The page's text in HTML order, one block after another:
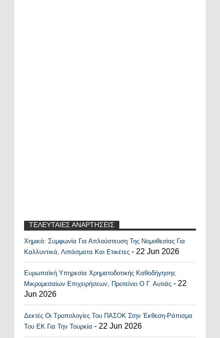
ΤΕΛΕΥΤΑΙΕΣ ΑΝΑΡΤΗΣΕΙΣ
Recent Posts Widget
Χημικά: Συμφωνία Για Απλούστευση Της Νομοθεσίας Για
Καλλυντικά, Λιπάσματα Και Ετικέτες - 22 Jun 2026
Ευρωπαϊκή Υπηρεσία Χρηματοδοτικής Καθοδήγησης
Μικρομεσαίων Επιχειρήσεων, Προτείνει Ο Γ. Αυτιάς - 22
Jun 2026
Δεκτές Οι Τροπολογίες Του ΠΑΣΟΚ Στην Έκθεση-Ράπισμα
Του ΕΚ Για Την Τουρκία - 22 Jun 2026